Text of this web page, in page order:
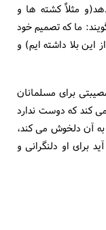
مثلاً کشته ها و
ما که تصمیم خود
این بلا داشته ایم) و
برای مسلمانان
کند که دوست ندارد
به آن دلخوش می کند،
برای او دلنگرانی و